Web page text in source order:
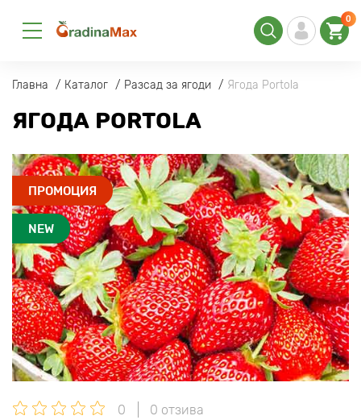
0
Главна Каталог Разсад за ягоди Ягода Portola
ЯГОДА PORTOLA
ПРОМОЦИЯ
NEW
0 0 отзива